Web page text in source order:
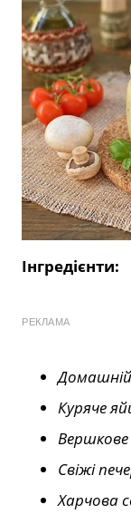
Інгредієнти:
РЕКЛАМА
Домашній
Куряче
Вершкове
Свіжі
Харчова